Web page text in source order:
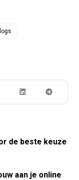
de beste keuze
aan je online